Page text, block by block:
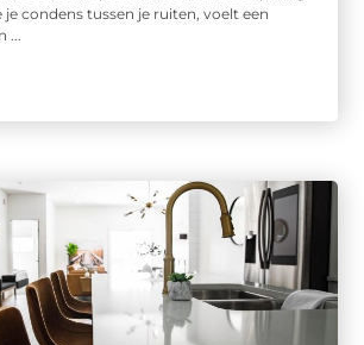
je condens tussen je ruiten, voelt een
...